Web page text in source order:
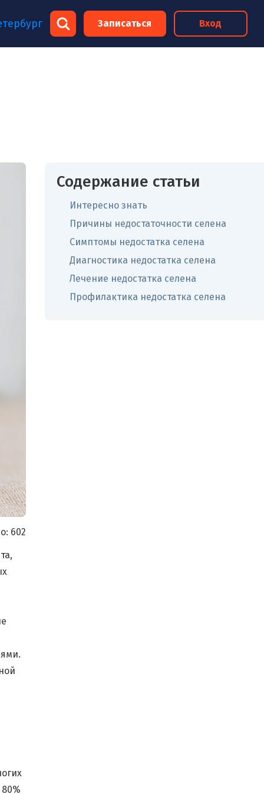
Записаться Вход
602
Содержание статьи
Интересно знать
Причины недостаточности селена
Симптомы недостатка селена
Диагностика недостатка селена
Лечение недостатка селена
Профилактика недостатка селена
×